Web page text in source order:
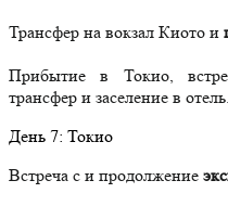
Трансфер на вокзал Киото и
Прибытие в Токио,
трансфер и заселение в отель.
День 7: Токио
Встреча с и продолжение